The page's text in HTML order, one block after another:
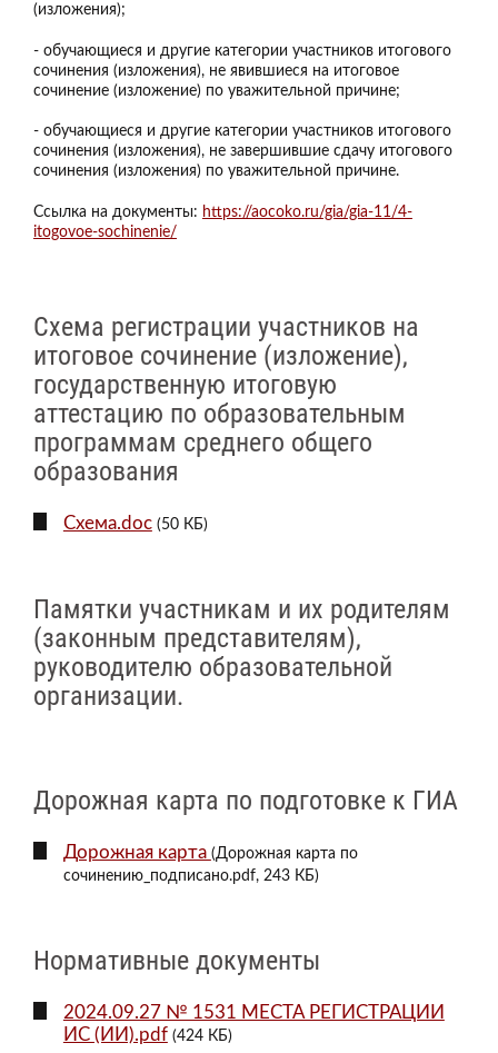
(изложения);
- обучающиеся и другие категории участников итогового
сочинения (изложения), не явившиеся на итоговое
сочинение (изложение) по уважительной причине;
- обучающиеся и другие категории участников итогового
сочинения (изложения), не завершившие сдачу итогового
сочинения (изложения) по уважительной причине.
Ссылка на документы: https://aocoko.ru/gia/gia-11/4-
itogovoe-sochinenie/
Схема регистрации участников на
итоговое сочинение (изложение),
государственную итоговую
аттестацию по образовательным
программам среднего общего
образования
Схема.doc (50 КБ)
Памятки участникам и их родителям
(законным представителям),
руководителю образовательной
организации.
Дорожная карта по подготовке к ГИА
Дорожная карта (Дорожная карта по
сочинению_подписано.pdf, 243 КБ)
Нормативные документы
2024.09.27 № 1531 МЕСТА РЕГИСТРАЦИИ
ИС (ИИ).pdf (424 КБ)